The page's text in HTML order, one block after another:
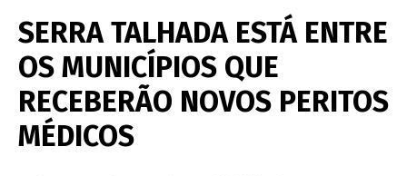
SERRA TALHADA ESTÁ ENTRE
OS MUNICÍPIOS QUE
RECEBERÃO NOVOS PERITOS
MÉDICOS